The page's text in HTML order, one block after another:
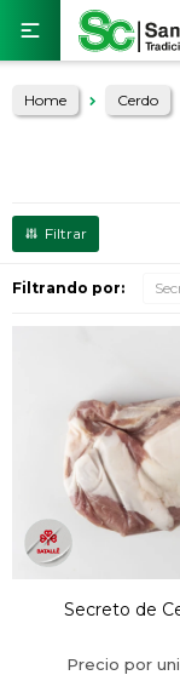

Home Cerdo
Filtrando por:
Secreto de